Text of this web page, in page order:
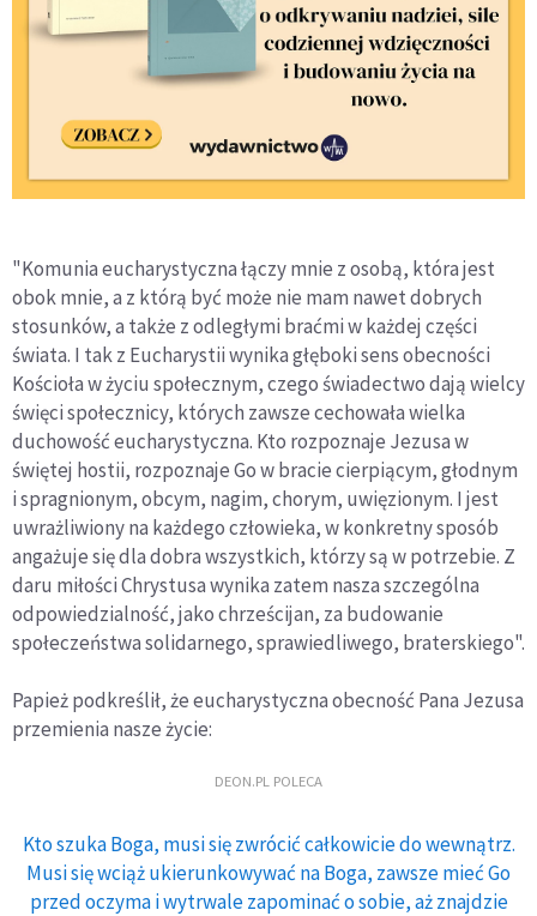
"Komunia eucharystyczna łączy mnie z osobą, która jest
obok mnie, a z którą być może nie mam nawet dobrych
stosunków, a także z odległymi braćmi w każdej części
świata. I tak z Eucharystii wynika głęboki sens obecności
Kościoła w życiu społecznym, czego świadectwo dają wielcy
święci społecznicy, których zawsze cechowała wielka
duchowość eucharystyczna. Kto rozpoznaje Jezusa w
świętej hostii, rozpoznaje Go w bracie cierpiącym, głodnym
i spragnionym, obcym, nagim, chorym, uwięzionym. I jest
uwrażliwiony na każdego człowieka, w konkretny sposób
angażuje się dla dobra wszystkich, którzy są w potrzebie. Z
daru miłości Chrystusa wynika zatem nasza szczególna
odpowiedzialność, jako chrześcijan, za budowanie
społeczeństwa solidarnego, sprawiedliwego, braterskiego".
Papież podkreślił, że eucharystyczna obecność Pana Jezusa
przemienia nasze życie:
DEON.PL POLECA
Kto szuka Boga, musi się zwrócić całkowicie do wewnątrz.
Musi się wciąż ukierunkowywać na Boga, zawsze mieć Go
przed oczyma i wytrwale zapominać o sobie, aż znajdzie